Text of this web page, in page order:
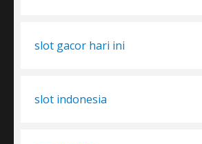
slot gacor hari ini
slot indonesia